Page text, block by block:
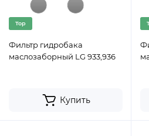
Top
Фильтр гидробака
маслозаборный LG 933,936
Купить